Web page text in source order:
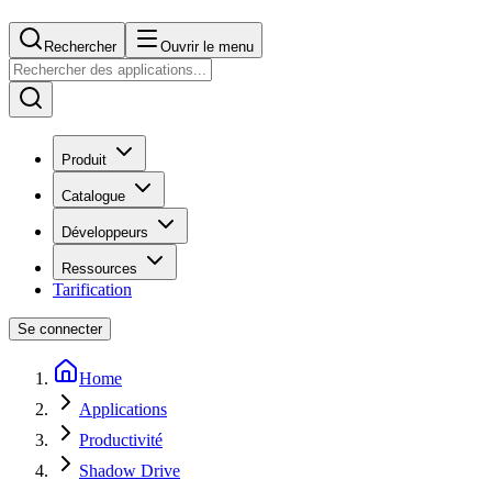
Rechercher Ouvrir le menu
Produit
Catalogue
Développeurs
Ressources
Tarification
Se connecter
Home
Applications
Productivité
Shadow Drive